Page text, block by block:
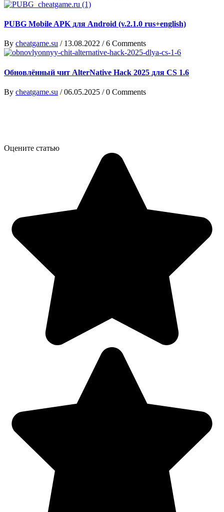
PUBG Mobile APK для Android (v.2.1.0 rus+english)
By cheatgame.su / 13.08.2022 /6 Comments
Обновлённый чит AlterNative Hack 2025 для CS 1.6
By cheatgame.su /06.05.2025 /0 Comments
Оцените статью